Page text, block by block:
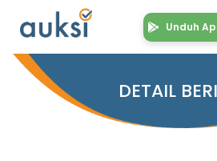
Unduh
DETAIL